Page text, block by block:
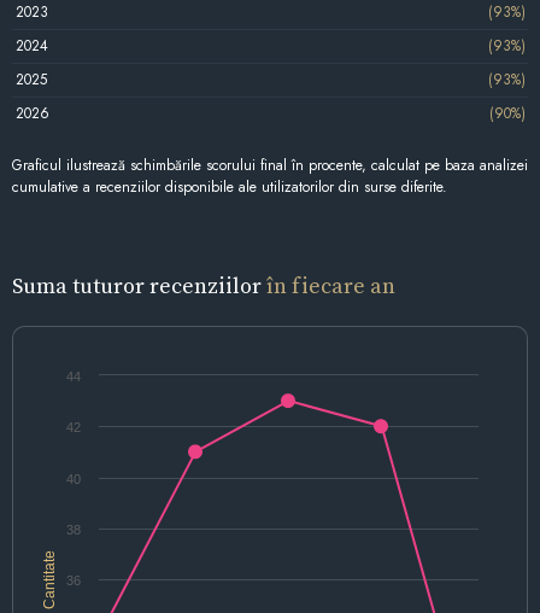
2023
(93%)
2024
(93%)
2025
(93%)
2026
(90%)
Graficul ilustrează schimbările scorului final în procente, calculat pe baza analizei
cumulative a recenziilor disponibile ale utilizatorilor din surse diferite.
Suma tuturor recenziilorîn fiecare an
Cantitate 36
38
40
42
44